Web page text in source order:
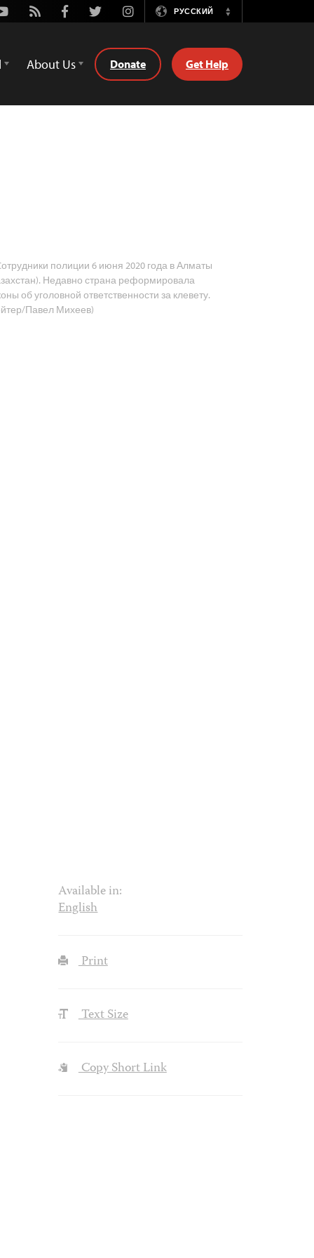
Rss FacebookTwitterInstagramРУССКИЙ
Switch
About Us Donate Get Help
полиции 6 июня 2020 года в Алматы
Недавно страна реформировала
об уголовной ответственности за клевету.
Павел Михеев)
Available in:
English
Print
Text Size
Copy Short Link